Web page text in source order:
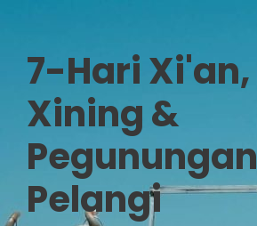
7-Hari Xi'an,
Xining &
Pegunungan
Pelangi